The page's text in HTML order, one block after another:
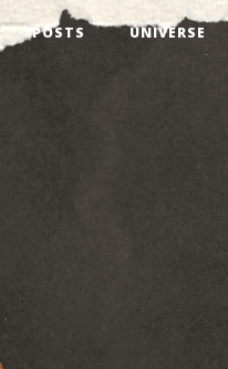
POSTS UNIVERSE